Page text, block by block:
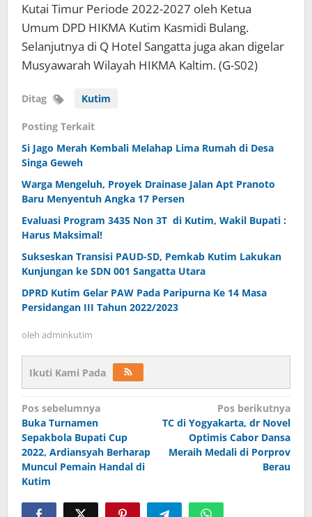
Kutai Timur Periode 2022-2027 oleh Ketua
Umum DPD HIKMA Kutim Kasmidi Bulang.
Selanjutnya di Q Hotel Sangatta juga akan digelar
Musyawarah Wilayah HIKMA Kaltim. (G-S02)
Ditag Kutim
Posting Terkait
Si Jago Merah Kembali Melahap Lima Rumah di Desa
Singa Geweh
Warga Mengeluh, Proyek Drainase Jalan Apt Pranoto
Baru Menyentuh Angka 17 Persen
Evaluasi Program 3435 Non 3T di Kutim, Wakil Bupati :
Harus Maksimal!
Sukseskan Transisi PAUD-SD, Pemkab Kutim Lakukan
Kunjungan ke SDN 001 Sangatta Utara
DPRD Kutim Gelar PAW Pada Paripurna Ke 14 Masa
Persidangan III Tahun 2022/2023
oleh adminkutim
Ikuti Kami Pada
Navigasi
pos
Pos sebelumnya
Buka Turnamen
Sepakbola Bupati Cup
2022, Ardiansyah Berharap
Muncul Pemain Handal di
Kutim
Pos berikutnya
TC di Yogyakarta, dr Novel
Optimis Cabor Dansa
Meraih Medali di Porprov
Berau